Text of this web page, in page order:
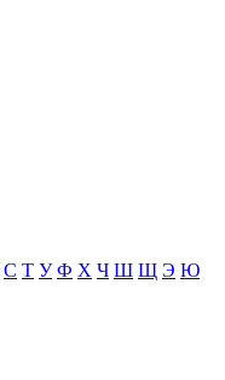
С Т У Ф Х Ч Ш Щ Э Ю